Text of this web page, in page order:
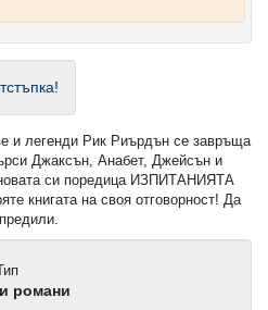
и легенди Рик Риърдън се завръща
Джаксън, Анабет, Джейсън и
си поредица ИЗПИТАНИЯТА
книгата на своя отговорност! Да
романи